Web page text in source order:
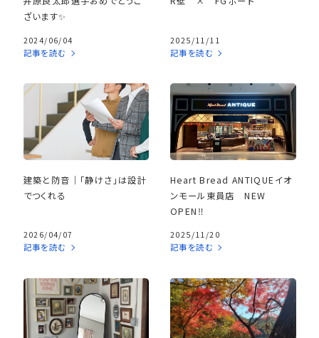
ざいます✨
2024/06/04
記事を読む
2025/11/11
記事を読む
建築と防音｜「静けさ」は設計
でつくれる
2026/04/07
記事を読む
Heart Bread ANTIQUEイオ
ンモール東員店 NEW
OPEN‼
2025/11/20
記事を読む